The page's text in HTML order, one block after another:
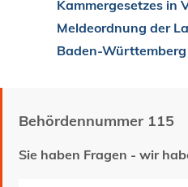
Kammergesetzes in
Meldeordnung der
Baden-Württemberg
Behördennummer 115
Sie haben Fragen - wir